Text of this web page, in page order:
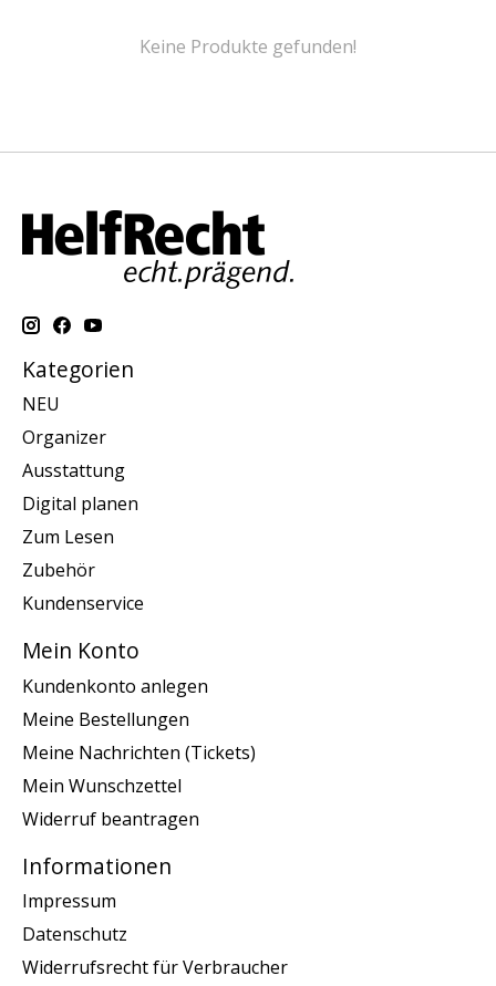
Keine Produkte gefunden!
Kategorien
NEU
Organizer
Ausstattung
Digital planen
Zum Lesen
Zubehör
Kundenservice
Mein Konto
Kundenkonto anlegen
Meine Bestellungen
Meine Nachrichten (Tickets)
Mein Wunschzettel
Widerruf beantragen
Informationen
Impressum
Datenschutz
Widerrufsrecht für Verbraucher